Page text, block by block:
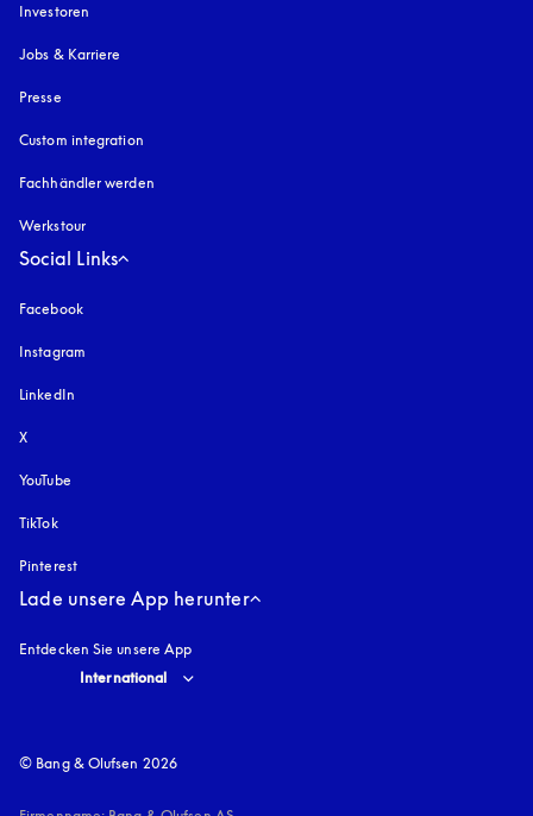
Investoren
Jobs & Karriere
Presse
Custom integration
Fachhändler werden
Werkstour
Social Links
Facebook
Instagram
LinkedIn
X
YouTube
TikTok
Pinterest
Lade unsere App herunter
Entdecken Sie unsere App
Select country and language
International
© Bang & Olufsen 2026